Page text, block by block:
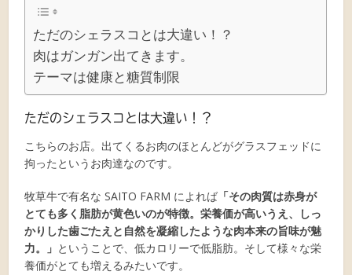
ただのシェラスコとは大違い！？
肉はガンガン出てきます。
テーマは健康と糖質制限
ただのシェラスコとは大違い！？
こちらのお店。出てくるお肉のほとんどがグラスフェッドに
拘ったというお肉達なのです。
牧草牛で有名な SAITO FARM によれば 「その肉質は赤身が
とても多く脂肪が黄色いのが特徴。栄養価が高いうえ、しっ
かりした歯ごたえと自然を凝縮したような肉本来の旨味が魅
力。」 ということで、低カロリーで低脂肪。そして様々な栄
養価がとても増えるみたいです。